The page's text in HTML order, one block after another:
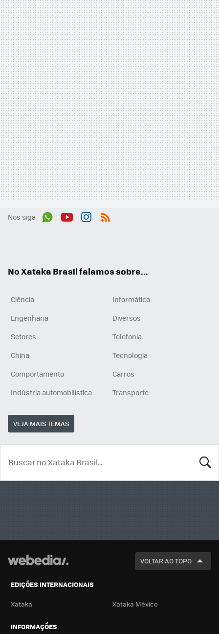
Nos siga
No Xataka Brasil falamos sobre...
Ciência
Informática
Engenharia
Diversos
Setores
Telefonia
China
Tecnologia
Comportamento
Carros
Indústria automobilística
Transporte
VEJA MAIS TEMAS
VOLTAR AO TOPO
EDIÇÕES INTERNACIONAIS
Xataka Xataka México
INFORMAÇÕES